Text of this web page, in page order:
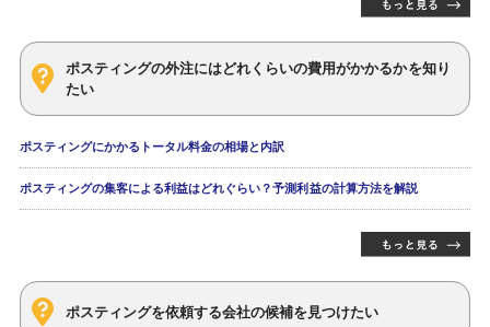
ポスティングの外注にはどれくらいの費用がかかるかを知り
たい
ポスティングにかかるトータル料金の相場と内訳
ポスティングの集客による利益はどれぐらい？予測利益の計算方法を解説
ポスティングを依頼する会社の候補を見つけたい